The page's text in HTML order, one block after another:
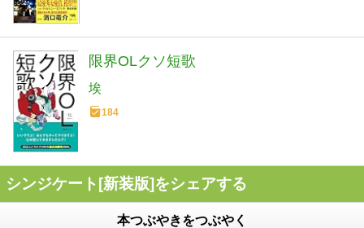
限界OLクソ短歌
埃
184
シンジケート[新装版]をシェアする
本つぶやきをつぶやく